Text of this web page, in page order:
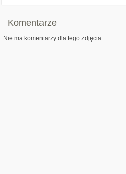
Komentarze
Nie ma komentarzy dla tego zdjęcia